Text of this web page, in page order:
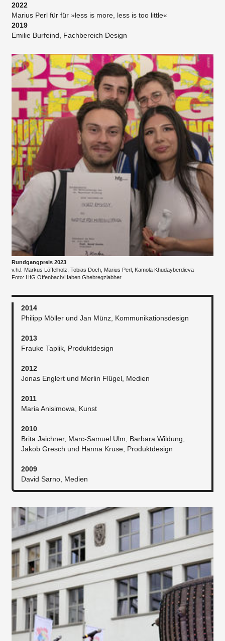
2022
Marius Perl für für »less is more, less is too little«
2019
Emilie Burfeind, Fachbereich Design
Rundgangpreis 2023
v.h.l: Markus Löffelholz, Tobias Doch, Marius Perl, Kamola Khudayberdieva
Foto: HfG Offenbach/Haben Ghebregziabher
2014​
Philipp Möller und Jan Münz, Kommunikationsdesign
2013
Frauke Taplik, Produktdesign
2012
Jonas Englert und Merlin Flügel, Medien
2011
Maria Anisimowa, Kunst
2010
Brita Jaichner, Marc-Samuel Ulm, Barbara Wildung,
Jakob Gresch und Hanna Kruse, Produktdesign
2009
David Sarno, Medien